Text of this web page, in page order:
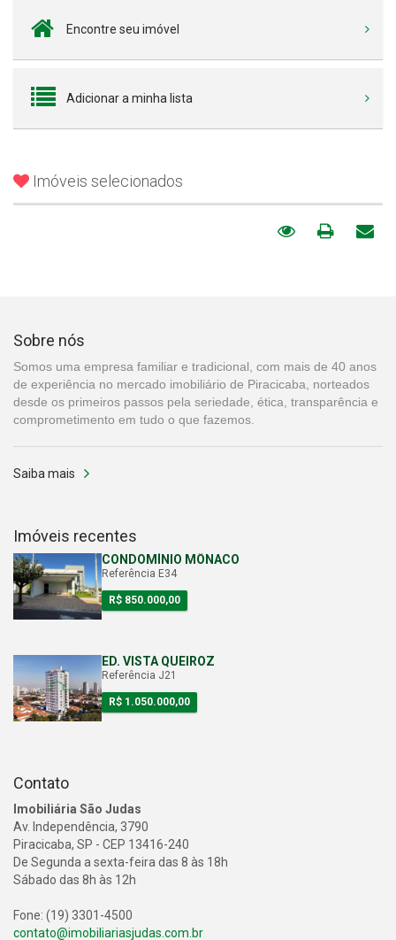
Encontre seu imóvel
Adicionar a minha lista
Imóveis selecionados
Sobre nós
Somos uma empresa familiar e tradicional, com mais de 40 anos
de experiência no mercado imobiliário de Piracicaba, norteados
desde os primeiros passos pela seriedade, ética, transparência e
comprometimento em tudo o que fazemos.
Saiba mais
Imóveis recentes
CONDOMÍNIO MÔNACO
Referência E34
R$ 850.000,00
ED. VISTA QUEIROZ
Referência J21
R$ 1.050.000,00
Contato
Imobiliária São Judas
Av. Independência, 3790
Piracicaba, SP - CEP 13416-240
De Segunda a sexta-feira das 8 às 18h
Sábado das 8h às 12h
Fone: (19) 3301-4500
contato@imobiliariasjudas.com.br